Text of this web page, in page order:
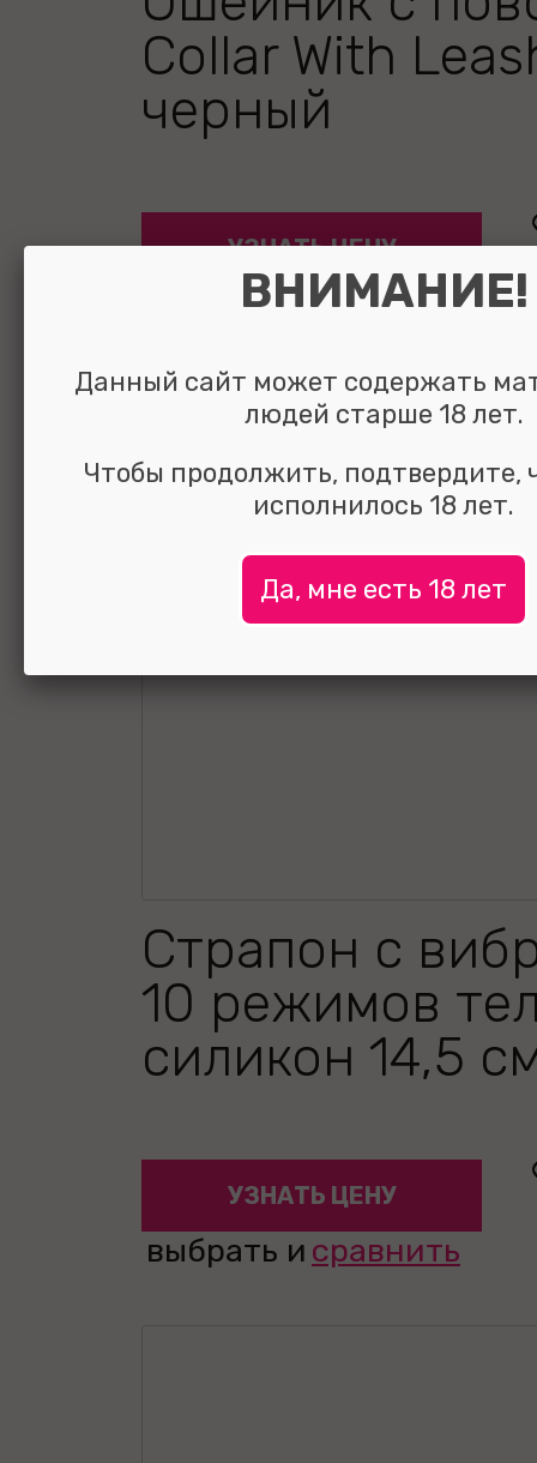
Collar With
черный
УЗНАТЬ ЦЕНУ
выбрать и сравнить
Страпон с
10 режимов
силикон 14,5
УЗНАТЬ ЦЕНУ
выбрать и сравнить
ВНИМАНИЕ!
Данный сайт может содержать
людей старше 18 лет.
Чтобы продолжить, подтвердите,
исполнилось 18 лет.
Да, мне есть 18 лет